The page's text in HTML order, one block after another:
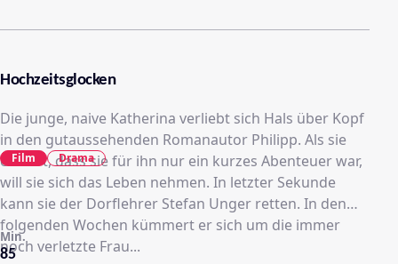
Hochzeitsglocken
Die junge, naive Katherina verliebt sich Hals über Kopf
in den gutaussehenden Romanautor Philipp. Als sie
erfährt, dass sie für ihn nur ein kurzes Abenteuer war,
will sie sich das Leben nehmen. In letzter Sekunde
kann sie der Dorflehrer Stefan Unger retten. In den
folgenden Wochen kümmert er sich um die immer
noch verletzte Frau...
85
Min.
Film Drama